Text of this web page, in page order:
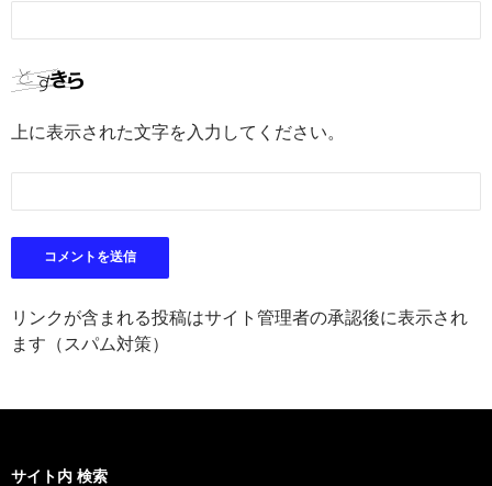
上に表示された文字を入力してください。
リンクが含まれる投稿はサイト管理者の承認後に表示され
ます（スパム対策）
サイト内 検索